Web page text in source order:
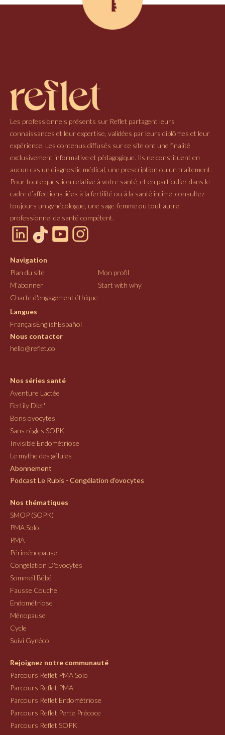
Les professionnels présents sur Reflet partagent leurs
connaissances et leur expertise, validées par leurs diplômes et leur
expérience. Les contenus diffusés sur ce site ont une finalité
exclusivement informative et pédagogique. Ils ne constituent en
aucun cas un diagnostic médical, une prescription ou un traitement.
Pour toute question relative à votre santé, et en particulier dans le
cadre d’affections liées à la fertilité ou à la santé intime, consultez
toujours un gynécologue, une sage-femme ou tout autre
professionnel de santé compétent.
Navigation
Plan du site
Mon profil
M'abonner
Start with why
Charte d'engagement éthique
Langues
FrançaisEnglishEspañol
Nous contacter
hello@reflet.co
Nos séries santé
Aventure Lactée
Fertily Diet'
Bons ovocytes
Sans règles SOPK
Invisible Endométriose
Le mythe des gélules
Abonnement
Podcast Le Rubis - Congélation d'ovocytes
Nos thématiques
SMOP (SOPK)
PMA Solo
PMA
Périménopause
Congélation D'ovocytes
Sommeil Bébé
Fausse Couche
Endométriose
Ménopause
Cycle
Suivi Gynéco
Rejoignez notre communauté
Parcours Reflet PMA Solo
Parcours Reflet PMA
Parcours Reflet Endométriose
Parcours Reflet Perte Précoce
Parcours Reflet SOPK